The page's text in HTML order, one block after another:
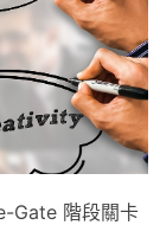
Gate 階段關卡